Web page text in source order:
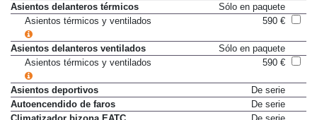
Asientos delanteros térmicos
Sólo en paquete
Asientos térmicos y ventilados
590 €
Asientos delanteros ventilados
Sólo en paquete
Asientos térmicos y ventilados
590 €
Asientos deportivos
De serie
Autoencendido de faros
De serie